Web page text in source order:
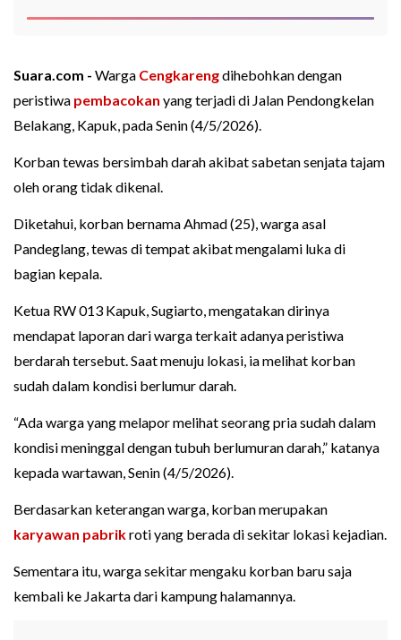
Suara.com - Warga Cengkarengdihebohkan dengan
peristiwa pembacokan yang terjadi di Jalan Pendongkelan
Belakang, Kapuk, pada Senin (4/5/2026).
Korban tewas bersimbah darah akibat sabetan senjata tajam
oleh orang tidak dikenal.
Diketahui, korban bernama Ahmad (25), warga asal
Pandeglang, tewas di tempat akibat mengalami luka di
bagian kepala.
Ketua RW 013 Kapuk, Sugiarto, mengatakan dirinya
mendapat laporan dari warga terkait adanya peristiwa
berdarah tersebut. Saat menuju lokasi, ia melihat korban
sudah dalam kondisi berlumur darah.
“Ada warga yang melapor melihat seorang pria sudah dalam
kondisi meninggal dengan tubuh berlumuran darah,” katanya
kepada wartawan, Senin (4/5/2026).
Berdasarkan keterangan warga, korban merupakan
karyawan pabrikroti yang berada di sekitar lokasi kejadian.
Sementara itu, warga sekitar mengaku korban baru saja
kembali ke Jakarta dari kampung halamannya.